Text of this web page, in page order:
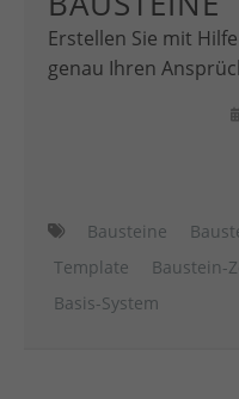
Erstellen Sie mit
genau Ihren
Bausteine
Template
Baustein-
Basis-System